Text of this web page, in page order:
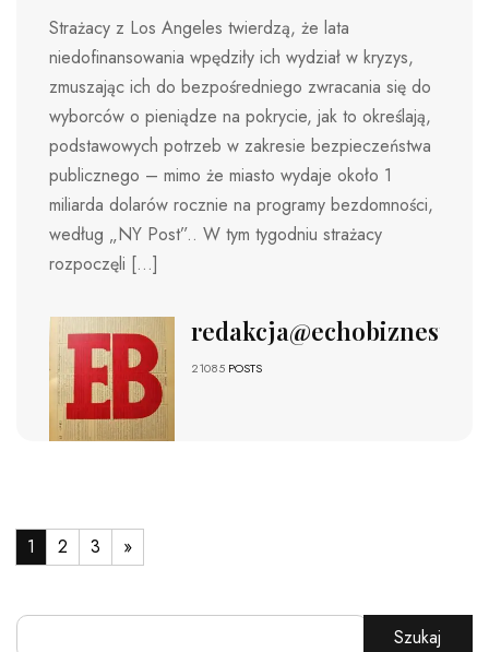
Strażacy z Los Angeles twierdzą, że lata
niedofinansowania wpędziły ich wydział w kryzys,
zmuszając ich do bezpośredniego zwracania się do
wyborców o pieniądze na pokrycie, jak to określają,
podstawowych potrzeb w zakresie bezpieczeństwa
publicznego – mimo że miasto wydaje około 1
miliarda dolarów rocznie na programy bezdomności,
według „NY Post”.. W tym tygodniu strażacy
rozpoczęli […]
redakcja@echobiznesu.pl
21085 POSTS
1 2 3 »
Szukaj